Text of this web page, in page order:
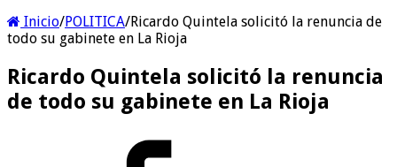
Inicio/POLITICA/Ricardo Quintela solicitó la renuncia de
todo su gabinete en La Rioja
Ricardo Quintela solicitó la renuncia
de todo su gabinete en La Rioja